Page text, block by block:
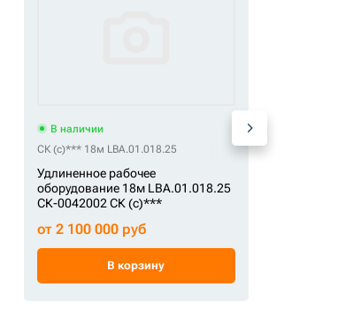
В наличии
СК (c)*** 18м LBA.01.018.25
Удлиненное рабочее
оборудование 18м LBA.01.018.25
СК-0042002 СК (c)***
от 2 100 000 руб
В корзину